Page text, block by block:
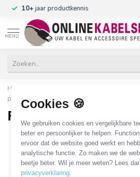
Cookies 🍪
We gebruiken cookies en vergelijkbare
beter en persoonlijker te helpen.
ervoor dat de website goed werkt en
analytische functie. Zo maken we de
beetje beter. Wil je meer weten? Lees
privacyverklaring.
10+ jaar productkennis
MENU
Home
pins kabels en adapters
FireWire 6-pins - Apple
3 PRODUCTEN
Filters